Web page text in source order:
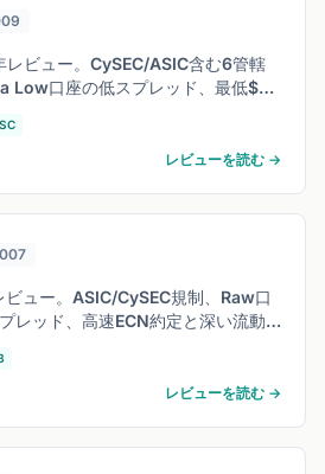
ビュー。CySEC/ASIC含む6管轄
Low口座の低スプレッド、最低$5
適な口座タイプとコストを比較解
レビューを読む →
ュー。ASIC/CySEC規制、Raw口
レッド、高速ECN約定と深い流動
ルゴトレーダーに最適か検証しま
レビューを読む →